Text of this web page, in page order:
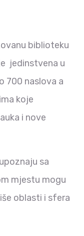
biblioteku
jedinstvena u
700 naslova a
koje
i nove
sa
mjestu mogu
oblasti i sfera